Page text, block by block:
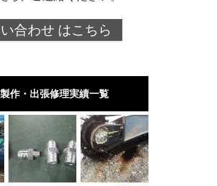
合わせ はこちら
作・出張修理実績一覧